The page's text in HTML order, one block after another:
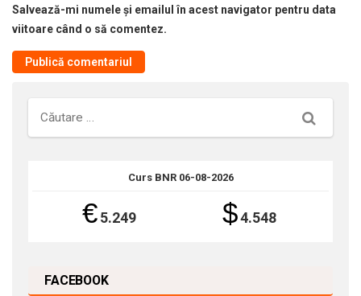
Salvează-mi numele și emailul în acest navigator pentru data
viitoare când o să comentez.
Căutare
Curs BNR 06-08-2026
€5.249 $4.548
FACEBOOK